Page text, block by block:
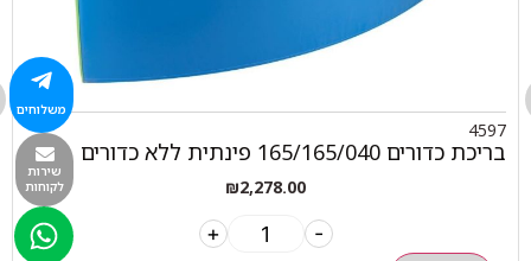
4597
בריכת כדורים 165/165/040 פינתית ללא כדורים
₪2,278.00
-
+
משלוחים
שירות
לקוחות